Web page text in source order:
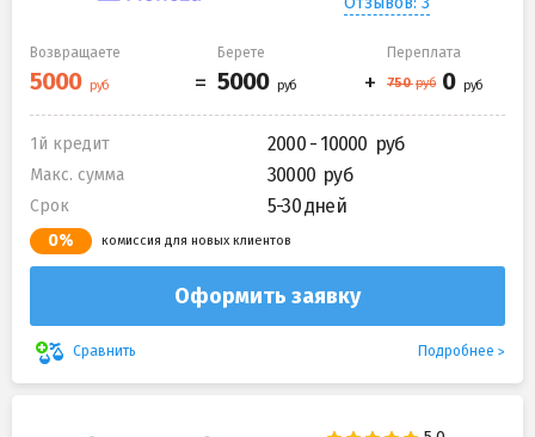
Возвращаете Берете Переплата
1й кредит 2000 - 10000
Макс. сумма 30000
Срок 5-30 дней
0% комиссия для новых клиентов
Оформить заявку
Сравнить Подробнее